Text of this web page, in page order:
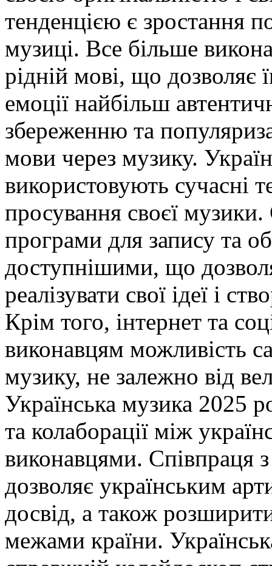
тенденцією є зростання
музиці. Все більше
рідній мові, що дозволяє
емоції найбільш
збереженню та
мови через музику.
використовують сучасні
просування своєї
програми для запису та
доступнішими, що
реалізувати свої ідеї і
Крім того, інтернет та
виконавцям можливість
музику, не залежно від
Українська музика 2025
та колаборації між
виконавцями. Співпраця
дозволяє українським
досвід, а також
межами країни.